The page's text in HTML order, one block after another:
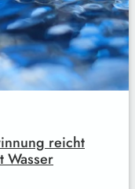
reicht
Wasser